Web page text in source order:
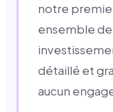
notre
ensemble
détaillé et
aucun